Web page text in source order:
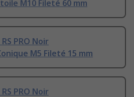
M10 Fileté 60 mm
PRO Noir
M5 Fileté 15 mm
PRO Noir